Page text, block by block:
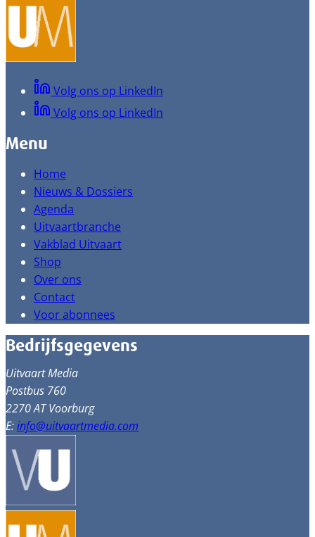
Volg ons op LinkedIn
Volg ons op LinkedIn
Menu
Home
Nieuws & Dossiers
Agenda
Uitvaartbranche
Vakblad Uitvaart
Shop
Over ons
Contact
Voor abonnees
Bedrijfsgegevens
Uitvaart Media
Postbus 760
2270 AT Voorburg
E:info@uitvaartmedia.com